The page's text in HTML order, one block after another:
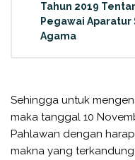
Tahun 2019
Pegawai
Agama
Sehingga untuk
maka tanggal 10
Pahlawan dengan
makna yang